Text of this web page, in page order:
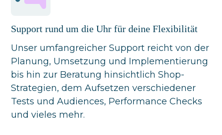
Support rund um die Uhr für deine Flexibilität
Unser umfangreicher Support reicht von der
Planung, Umsetzung und Implementierung
bis hin zur Beratung hinsichtlich Shop-
Strategien, dem Aufsetzen verschiedener
Tests und Audiences, Performance Checks
und vieles mehr.